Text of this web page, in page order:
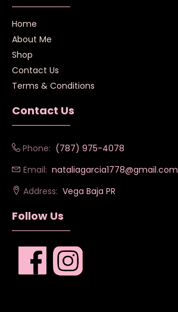
Home
About Me
Shop
Contact Us
Terms & Conditions
Contact Us
Phone: (787) 975-4078
Email: nataliagarcia1778@gmail.com
Address: Vega Baja PR
Follow Us